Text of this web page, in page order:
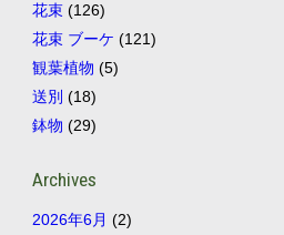
花束(126)
花束 ブーケ (121)
観葉植物 (5)
送別 (18)
鉢物 (29)
Archives
2026年6月 (2)